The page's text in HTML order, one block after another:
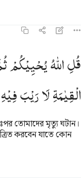
قل الله يحييكم ثم
قُلِ ٱللَّهُ يُحْيِيكُمْ ثُمَّ
قُلِاللّٰهُیُحْیِیْكُمْ
الْقِیٰمَةِلَارَیْبَفِیْهِ
তোমাদের মৃত্যু ঘটান।
করবেন যাতে কোন